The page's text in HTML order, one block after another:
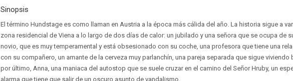
Sinopsis
El término Hundstage es como llaman en Austria a la época más cálida del año. La historia sigue a
zona residencial de Viena a lo largo de dos días de calor: un jubilado y una señora que se ocupa de
novio, que es muy temperamental y está obsesionado con su coche, una profesora que tiene una
con su compañero, un amante de la cerveza muy parlanchín, una pareja separada que sigue viviendo
por último, Anna, una maniaca del autostop que se suele cruzar en el camino del Señor Hruby, un
alarma que tiene que salir de un oscuro asunto de vandalismo.